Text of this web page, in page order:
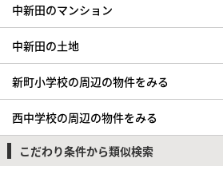
中新田のマンション
中新田の土地
新町小学校の周辺の物件をみる
西中学校の周辺の物件をみる
こだわり条件から類似検索